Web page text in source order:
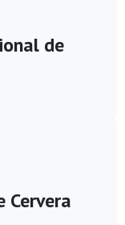
de
Cervera